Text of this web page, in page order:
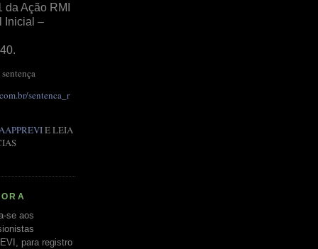
da Ação RMI
Inicial –
sentenca_r
AAPPREVIE LEIA
se aos
para registro